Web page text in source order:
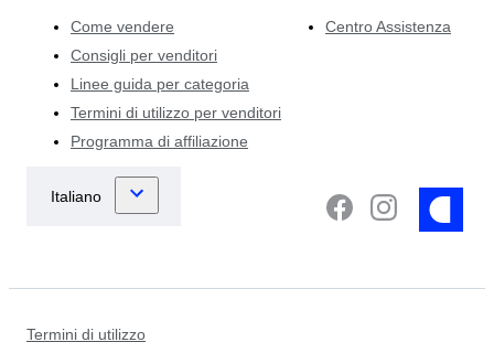
Come vendere
Consigli per venditori
Linee guida per categoria
Termini di utilizzo per venditori
Programma di affiliazione
Centro Assistenza
Termini di utilizzo